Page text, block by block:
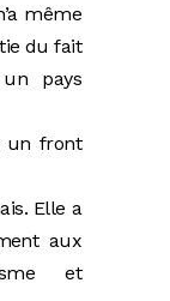
même
du fait
pays
un front
Elle a
aux
et